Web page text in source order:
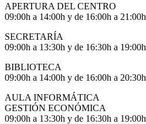
APERTURA DEL CENTRO
09:00h a 14:00h y de 16:00h a 21:00h
SECRETARÍA
09:00h a 13:30h y de 16:30h a 19:00h
BIBLIOTECA
09:00h a 14:00h y de 16:00h a 20:30h
AULA INFORMÁTICA
GESTIÓN ECONÓMICA
09:00h a 13:30h y de 16:30h a 19:00h